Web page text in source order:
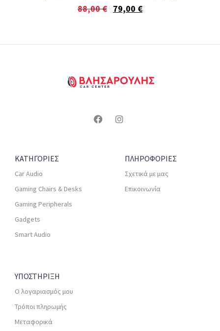
88,00€ 79,00 €
ΚΑΤΗΓΟΡΙΕΣ
Car Audio
Gaming Chairs & Desks
Gaming Peripherals
Gadgets
Smart Audio
ΠΛΗΡΟΦΟΡΙΕΣ
Σχετικά με μας
Επικοινωνία
ΥΠΟΣΤΗΡΙΞΗ
Ο λογαριασμός μου
Τρόποι πληρωμής
Μεταφορικά